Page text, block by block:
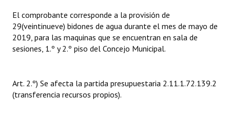
Mujeres que Dejaron Huellas - Registro
Periodistas Decanos - Registro
Banca del Vecino - Registro
El comprobante corresponde a la provisión de
29(veintinueve) bidones de agua durante el mes de mayo de
2019, para las maquinas que se encuentran en sala de
sesiones, 1.º y 2.º piso del Concejo Municipal.
Art. 2.º) Se afecta la partida presupuestaria 2.11.1.72.139.2
(transferencia recursos propios).